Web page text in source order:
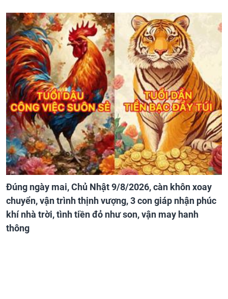
Đúng ngày mai, Chủ Nhật 9/8/2026, càn khôn xoay
chuyển, vận trình thịnh vượng, 3 con giáp nhận phúc
khí nhà trời, tình tiền đỏ như son, vận may hanh
thông